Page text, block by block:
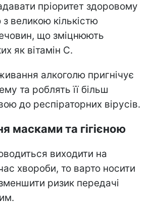
пріоритет здоровому
великою кількістю
що зміцнюють
як вітамін С.
алкоголю пригнічує
та роблять її більш
до респіраторних вірусів.
масками та гігієною
виходити на
хвороби, то варто носити
ризик передачі